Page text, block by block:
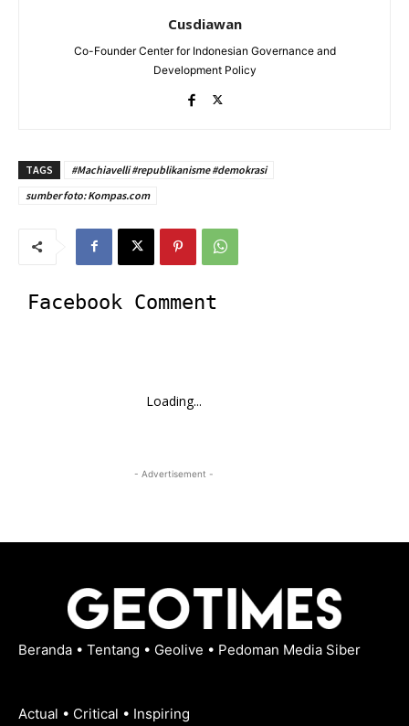
Cusdiawan
Co-Founder Center for Indonesian Governance and
Development Policy
TAGS
#Machiavelli #republikanisme #demokrasi
sumber foto: Kompas.com
Facebook Comment
Loading...
- Advertisement -
Beranda • Tentang • Geolive • Pedoman Media Siber
Actual • Critical • Inspiring